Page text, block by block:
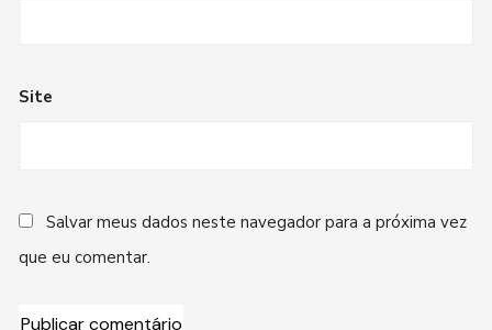
Site
Salvar meus dados neste navegador para a próxima vez
que eu comentar.